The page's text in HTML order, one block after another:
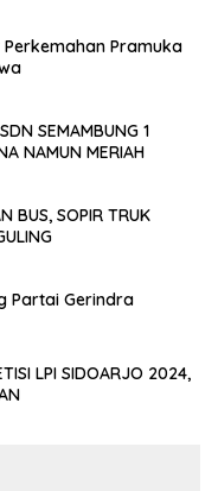
Perkemahan Pramuka
SEMAMBUNG 1
NAMUN MERIAH
BUS, SOPIR TRUK
Partai Gerindra
LPI SIDOARJO 2024,